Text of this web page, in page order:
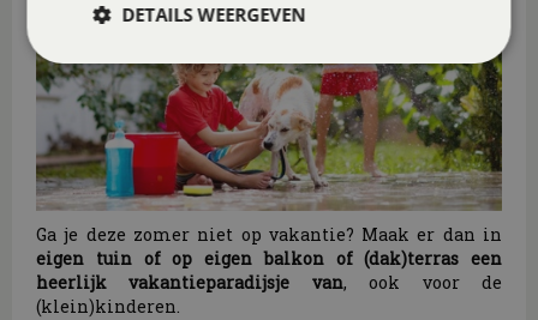
Ga je deze zomer niet op vakantie? Maak er dan in
eigen tuin of op eigen balkon of (dak)terras een
heerlijk vakantieparadijsje van, ook voor de
(klein)kinderen.
DETAILS WEERGEVEN